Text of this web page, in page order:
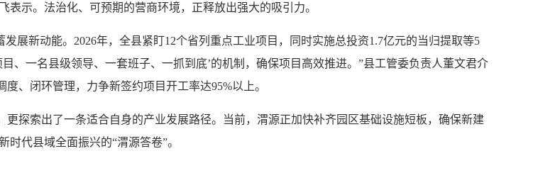
表示。法治化、可预期的营商环境，正释放出强大的吸引力。
新动能。2026年，全县紧盯12个省列重点工业项目，同时实施总投资1.7亿元的当归提取等5
、一名县级领导、一套班子、一抓到底’的机制，确保项目高效推进。”县工管委负责人董文君介
、闭环管理，力争新签约项目开工率达95%以上。
索出了一条适合自身的产业发展路径。当前，渭源正加快补齐园区基础设施短板，确保新建
代县域全面振兴的“渭源答卷”。